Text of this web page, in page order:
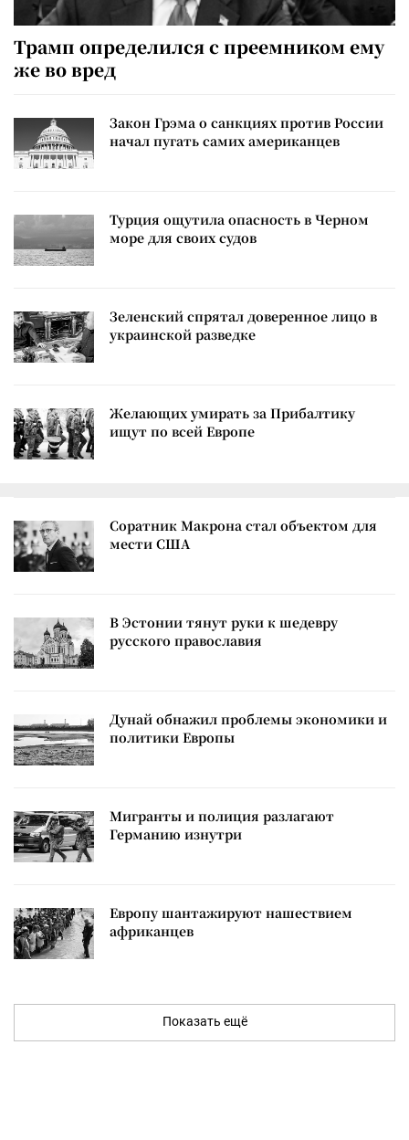
Трамп определился с преемником ему
же во вред
Закон Грэма о санкциях против России
начал пугать самих американцев
Турция ощутила опасность в Черном
море для своих судов
Зеленский спрятал доверенное лицо в
украинской разведке
Желающих умирать за Прибалтику
ищут по всей Европе
Соратник Макрона стал объектом для
мести США
В Эстонии тянут руки к шедевру
русского православия
Дунай обнажил проблемы экономики и
политики Европы
Мигранты и полиция разлагают
Германию изнутри
Европу шантажируют нашествием
африканцев
Показать ещё